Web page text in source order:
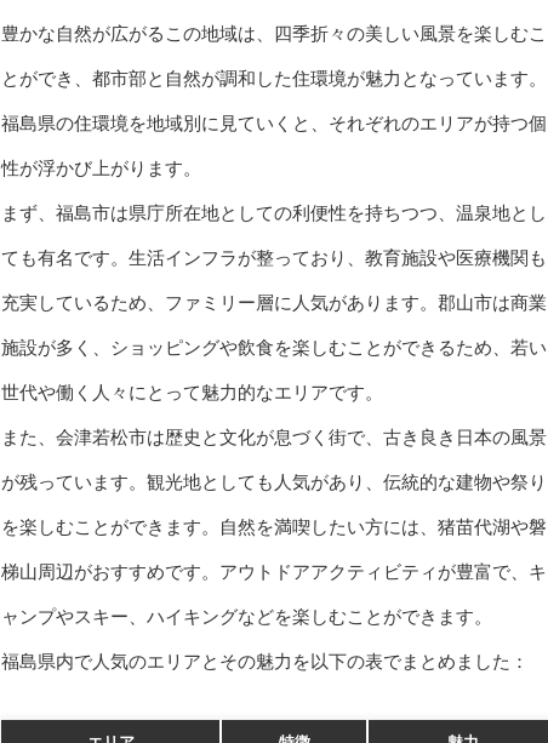
豊かな自然が広がるこの地域は、四季折々の美しい風景を楽しむこ
とができ、都市部と自然が調和した住環境が魅力となっています。
福島県の住環境を地域別に見ていくと、それぞれのエリアが持つ個
性が浮かび上がります。
まず、福島市は県庁所在地としての利便性を持ちつつ、温泉地とし
ても有名です。生活インフラが整っており、教育施設や医療機関も
充実しているため、ファミリー層に人気があります。郡山市は商業
施設が多く、ショッピングや飲食を楽しむことができるため、若い
世代や働く人々にとって魅力的なエリアです。
また、会津若松市は歴史と文化が息づく街で、古き良き日本の風景
が残っています。観光地としても人気があり、伝統的な建物や祭り
を楽しむことができます。自然を満喫したい方には、猪苗代湖や磐
梯山周辺がおすすめです。アウトドアアクティビティが豊富で、キ
ャンプやスキー、ハイキングなどを楽しむことができます。
福島県内で人気のエリアとその魅力を以下の表でまとめました：